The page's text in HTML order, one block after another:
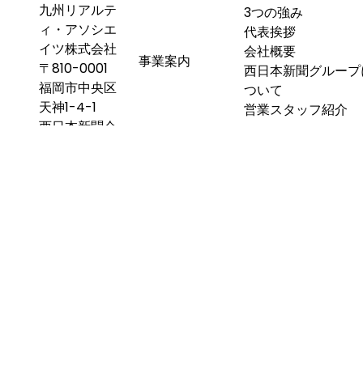
九州リアルテ
ィ・アソシエ
イツ株式会社
〒810-0001
福岡市中央区
天神1-4-1
西日本新聞会
事業案内
3つの強み
代表挨拶
会社概要
西日本新聞グルー
ついて
営業スタッフ紹介